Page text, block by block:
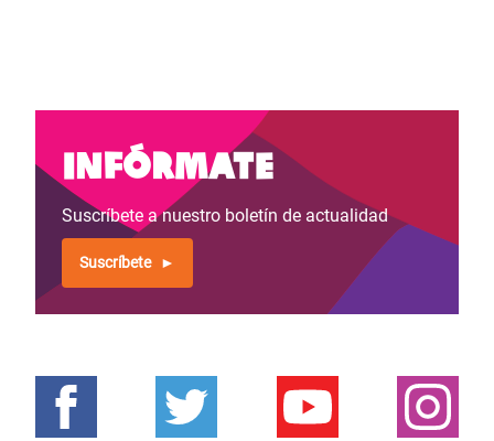
Infórmate
Suscríbete a nuestro boletín de actualidad
Suscríbete